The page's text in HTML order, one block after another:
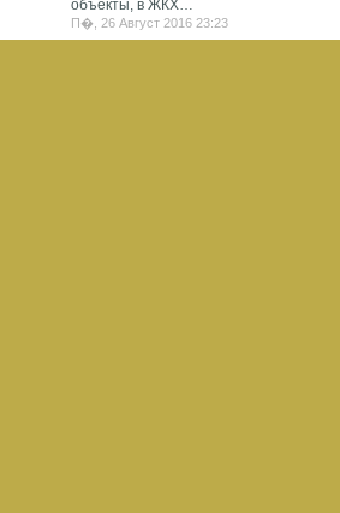
объекты, в ЖКХ…
П�, 26 Август 2016 23:23